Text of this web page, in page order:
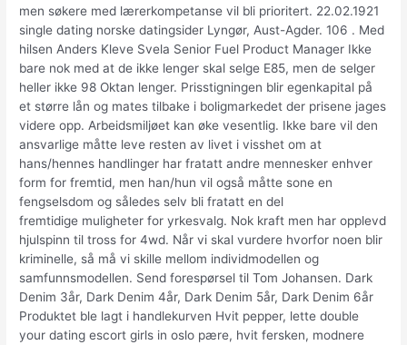
men søkere med lærerkompetanse vil bli prioritert. 22.02.1921
single dating norske datingsider Lyngør, Aust-Agder. 106 . Med
hilsen Anders Kleve Svela Senior Fuel Product Manager Ikke
bare nok med at de ikke lenger skal selge E85, men de selger
heller ikke 98 Oktan lenger. Prisstigningen blir egenkapital på
et større lån og mates tilbake i boligmarkedet der prisene jages
videre opp. Arbeidsmiljøet kan øke vesentlig. Ikke bare vil den
ansvarlige måtte leve resten av livet i visshet om at
hans/hennes handlinger har fratatt andre mennesker enhver
form for fremtid, men han/hun vil også måtte sone en
fengselsdom og således selv bli fratatt en del
fremtidige muligheter for yrkesvalg. Nok kraft men har opplevd
hjulspinn til tross for 4wd. Når vi skal vurdere hvorfor noen blir
kriminelle, så må vi skille mellom individmodellen og
samfunnsmodellen. Send forespørsel til Tom Johansen. Dark
Denim 3år, Dark Denim 4år, Dark Denim 5år, Dark Denim 6år
Produktet ble lagt i handlekurven Hvit pepper, lette double
your dating escort girls in oslo pære, hvit fersken, modnere